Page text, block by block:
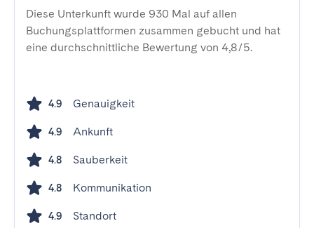
Diese Unterkunft wurde 930 Mal auf allen
Buchungsplattformen zusammen gebucht und hat
eine durchschnittliche Bewertung von 4,8/5.
4.9 Genauigkeit
4.9 Ankunft
4.8 Sauberkeit
4.8 Kommunikation
4.9 Standort